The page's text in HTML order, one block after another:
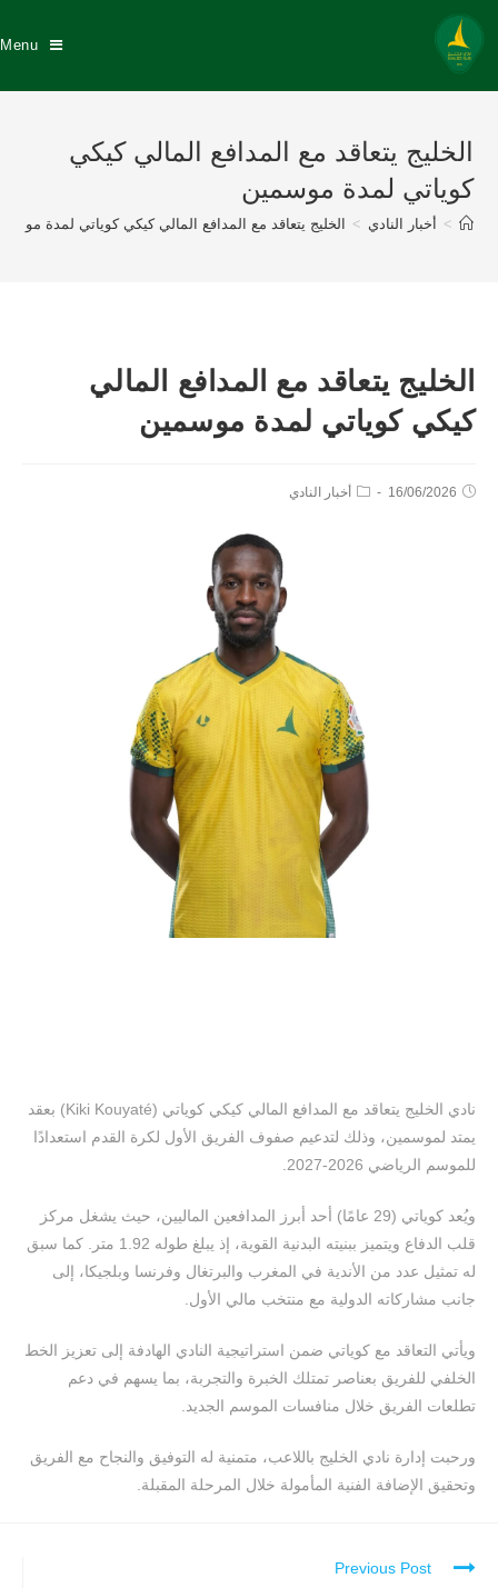
Menu
الخليج يتعاقد مع المدافع المالي كيكي
كوياتي لمدة موسمين
> أخبار النادي > الخليج يتعاقد مع المدافع المالي كيكي كوياتي لمدة
الخليج يتعاقد مع المدافع المالي
كيكي كوياتي لمدة موسمين
16/06/2026 أخبار النادي
نادي الخليج يتعاقد مع المدافع المالي كيكي كوياتي (Kiki Kouyaté) بعقد
يمتد لموسمين، وذلك لتدعيم صفوف الفريق الأول لكرة القدم استعدادًا
للموسم الرياضي 2026-2027.
ويُعد كوياتي (29 عامًا) أحد أبرز المدافعين الماليين، حيث يشغل مركز
قلب الدفاع ويتميز ببنيته البدنية القوية، إذ يبلغ طوله 1.92 متر. كما سبق
له تمثيل عدد من الأندية في المغرب والبرتغال وفرنسا وبلجيكا، إلى
جانب مشاركاته الدولية مع منتخب مالي الأول.
ويأتي التعاقد مع كوياتي ضمن استراتيجية النادي الهادفة إلى تعزيز الخط
الخلفي للفريق بعناصر تمتلك الخبرة والتجربة، بما يسهم في دعم
تطلعات الفريق خلال منافسات الموسم الجديد.
ورحبت إدارة نادي الخليج باللاعب، متمنية له التوفيق والنجاح مع الفريق
وتحقيق الإضافة الفنية المأمولة خلال المرحلة المقبلة.
Continue
Previous Post